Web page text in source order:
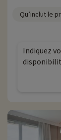
Qu’inclut le
Indiquez